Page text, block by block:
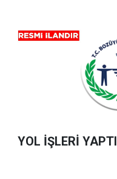
YOL İŞLERİ